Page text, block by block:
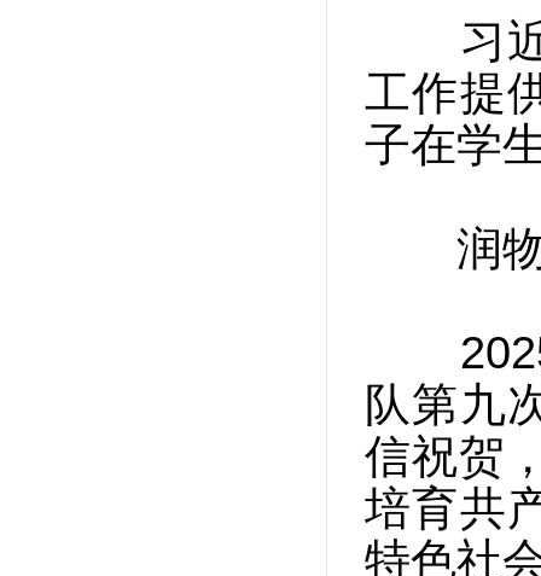
习近
工作提
子在学
润物
2025
队第九
信祝贺
培育共
特色社